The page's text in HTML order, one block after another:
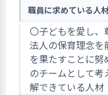
職員に求めている人
〇子どもを愛し
法人の保育理念を
を果たすことに
のチームとして
解できている人材